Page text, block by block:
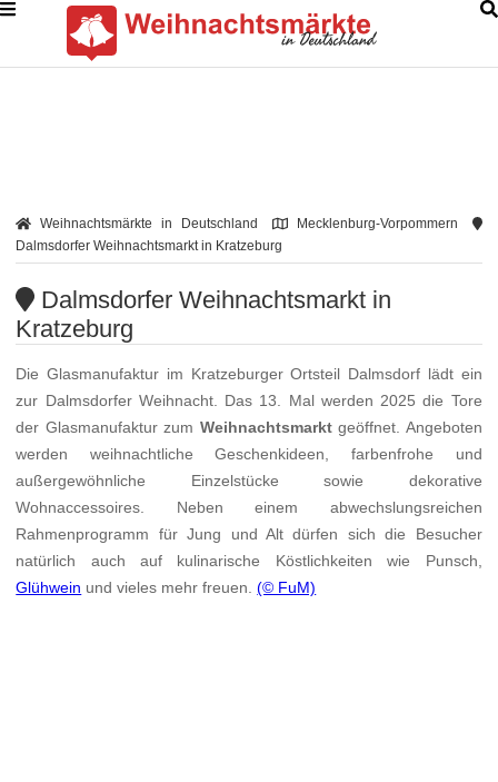
Weihnachtsmärkte in Deutschland
Mecklenburg-Vorpommern
Dalmsdorfer Weihnachtsmarkt in Kratzeburg
Dalmsdorfer Weihnachtsmarkt in
Kratzeburg
Die Glasmanufaktur im Kratzeburger Ortsteil Dalmsdorf lädt ein
zur Dalmsdorfer Weihnacht. Das 13. Mal werden 2025 die Tore
der Glasmanufaktur zum Weihnachtsmarktgeöffnet. Angeboten
werden weihnachtliche Geschenkideen, farbenfrohe und
außergewöhnliche Einzelstücke sowie dekorative
Wohnaccessoires. Neben einem abwechslungsreichen
Rahmenprogramm für Jung und Alt dürfen sich die Besucher
natürlich auch auf kulinarische Köstlichkeiten wie Punsch,
Glühwein und vieles mehr freuen.(© FuM)